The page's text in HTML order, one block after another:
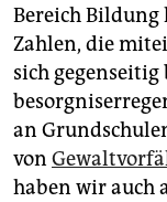
Bereich Bildung
Zahlen, die
sich gegenseitig
an
von
haben wir auch